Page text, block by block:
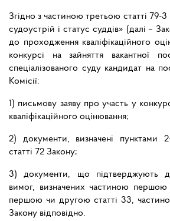
Згідно з частиною третьою статті 79-
судоустрій і статус суддів» (далі –
до проходження кваліфікаційного
конкурсі на зайняття вакантної
спеціалізованого суду кандидат на
Комісії:
1) письмову заяву про участь у
кваліфікаційного оцінювання;
2) документи, визначені пунктами
статті 72 Закону;
3) документи, що підтверджують
вимог, визначених частиною першою
першою чи другою статті 33,
Закону відповідно.